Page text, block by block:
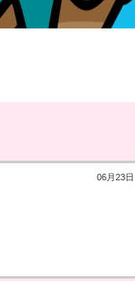
06月23日